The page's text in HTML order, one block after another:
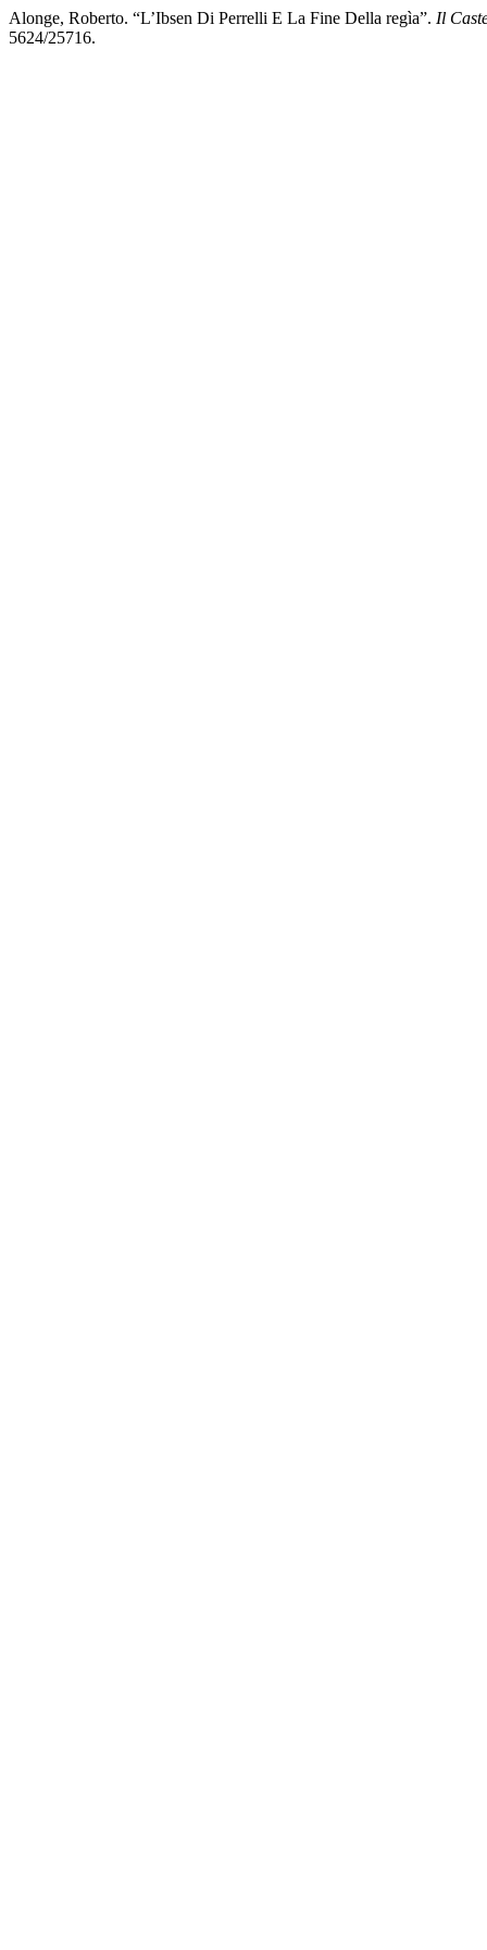
Alonge, Roberto. “L’Ibsen Di Perrelli E La Fine Della regìa”. Il
5624/25716.